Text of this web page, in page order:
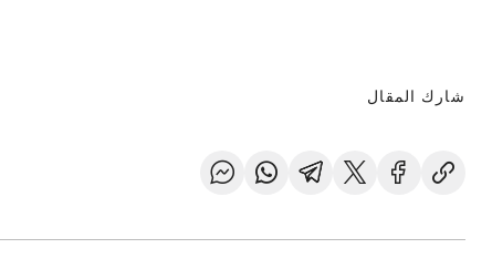
شارك المقال